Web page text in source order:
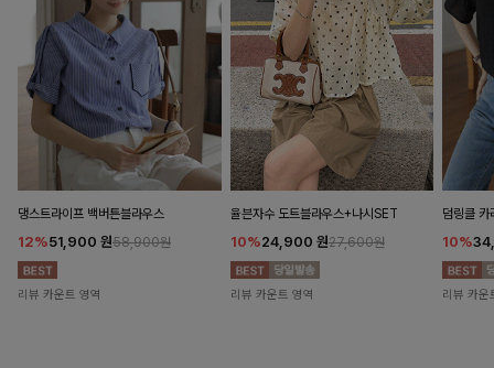
댕스트라이프 백버튼블라우스
12%51,900 원58,900원
리뷰 카운트 영역
율븐자수 도트블라우스+나시SET
10%24,900 원27,600원
리뷰 카운트 영역
덤링클 카
10%
리뷰 카운